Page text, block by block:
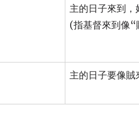
主的日子來到
(指基督來到像
主的日子要像賊